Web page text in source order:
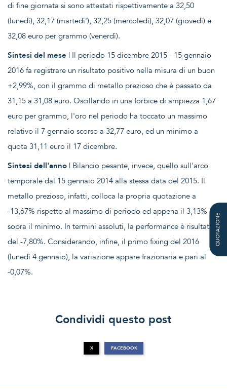
di fine giornata si sono attestati rispettivamente a 32,50
(lunedì), 32,17 (martedì'), 32,25 (mercoledì), 32,07 (giovedì) e
32,08 euro per grammo (venerdì).
Sintesi del mese | Il periodo 15 dicembre 2015 - 15 gennaio
2016 fa registrare un risultato positivo nella misura di un buon
+2,99%, con il grammo di metallo prezioso che è passato da
31,15 a 31,08 euro. Oscillando in una forbice di ampiezza 1,67
euro per grammo, l'oro nel periodo ha toccato un massimo
relativo il 7 gennaio scorso a 32,77 euro, ed un minimo a
quota 31,11 euro il 17 dicembre.
Sintesi dell'anno | Bilancio pesante, invece, quello sull'arco
temporale dal 15 gennaio 2014 alla stessa data del 2015. Il
metallo prezioso, infatti, colloca la propria quotazione a
-13,67% rispetto al massimo di periodo ed appena il 3,13%
sopra il minimo. In termini assoluti, la performance è risultata
del -7,80%. Considerando, infine, il primo fixing del 2016
(lunedì 4 gennaio), la variazione appare frazionaria e pari al
-0,07%.
Condividi questo post
X FACEBOOK
QUOTAZIONE